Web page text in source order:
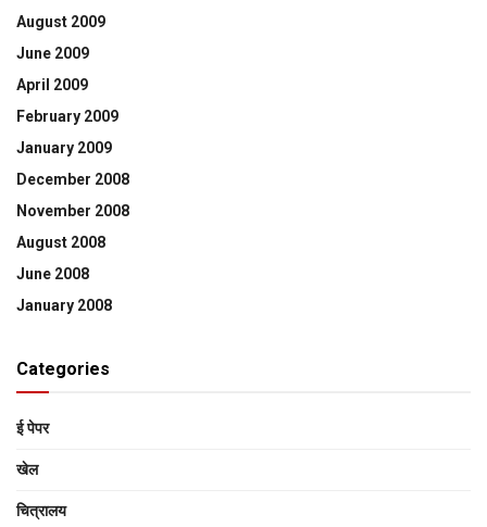
August 2009
June 2009
April 2009
February 2009
January 2009
December 2008
November 2008
August 2008
June 2008
January 2008
Categories
ई पेपर
खेल
चित्रालय